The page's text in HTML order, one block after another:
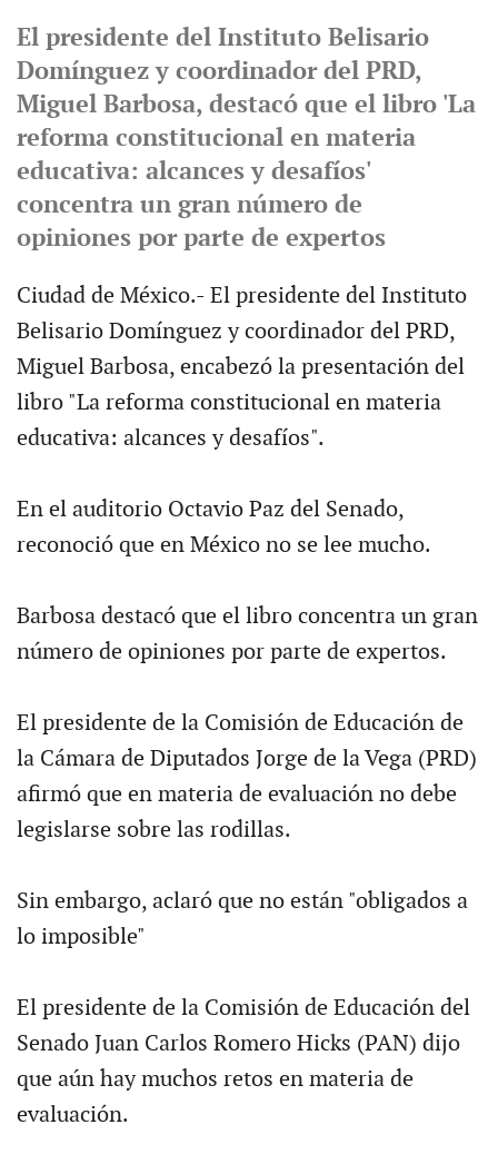
El presidente del Instituto Belisario
Domínguez y coordinador del PRD,
Miguel Barbosa, destacó que el libro 'La
reforma constitucional en materia
educativa: alcances y desafíos'
concentra un gran número de
opiniones por parte de expertos
Ciudad de México.- El presidente del Instituto
Belisario Domínguez y coordinador del PRD,
Miguel Barbosa, encabezó la presentación del
libro "La reforma constitucional en materia
educativa: alcances y desafíos".
En el auditorio Octavio Paz del Senado,
reconoció que en México no se lee mucho.
Barbosa destacó que el libro concentra un gran
número de opiniones por parte de expertos.
El presidente de la Comisión de Educación de
la Cámara de Diputados Jorge de la Vega (PRD)
afirmó que en materia de evaluación no debe
legislarse sobre las rodillas.
Sin embargo, aclaró que no están "obligados a
lo imposible"
El presidente de la Comisión de Educación del
Senado Juan Carlos Romero Hicks (PAN) dijo
que aún hay muchos retos en materia de
evaluación.